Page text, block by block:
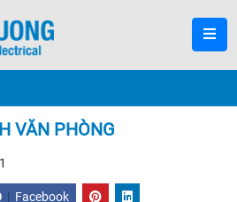
VĂN PHÒNG
| Facebook